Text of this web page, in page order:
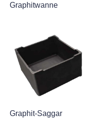
Graphitwanne
Graphit-Saggar